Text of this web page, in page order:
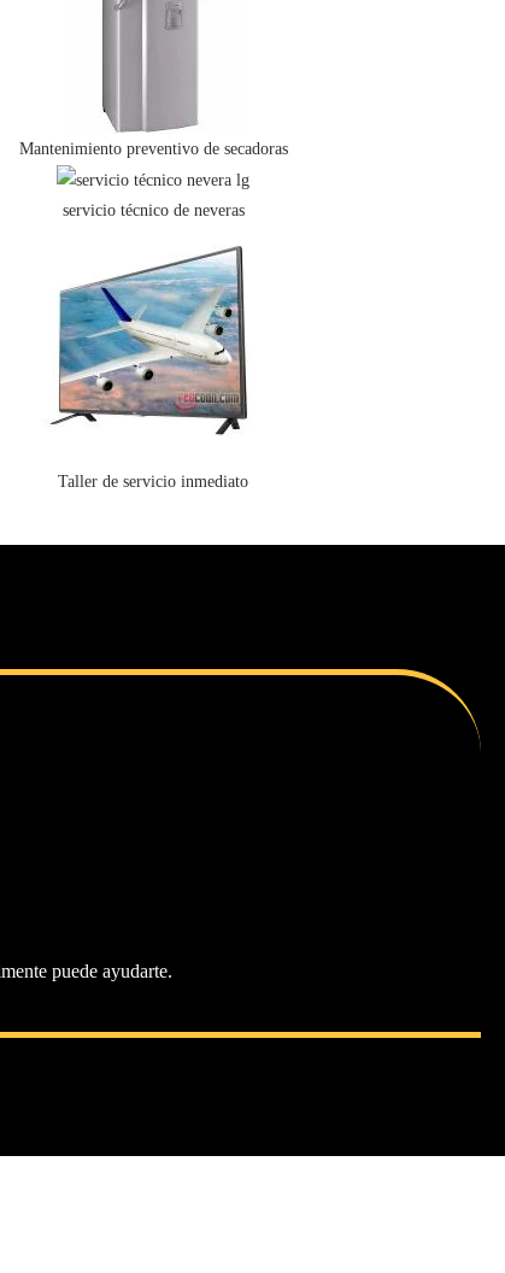
Mantenimiento preventivo de secadoras
servicio técnico de neveras
Taller de servicio inmediato
puede ayudarte.